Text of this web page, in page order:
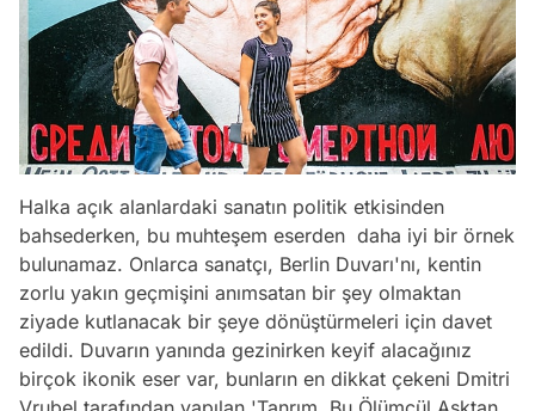
Halka açık alanlardaki sanatın politik etkisinden
bahsederken, bu muhteşem eserden daha iyi bir örnek
bulunamaz. Onlarca sanatçı, Berlin Duvarı'nı, kentin
zorlu yakın geçmişini anımsatan bir şey olmaktan
ziyade kutlanacak bir şeye dönüştürmeleri için davet
edildi. Duvarın yanında gezinirken keyif alacağınız
birçok ikonik eser var, bunların en dikkat çekeni Dmitri